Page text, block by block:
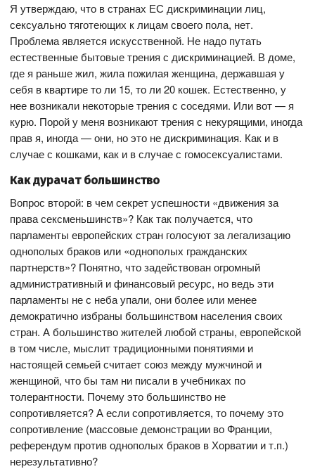
Я утверждаю, что в странах ЕС дискриминации лиц,
сексуально тяготеющих к лицам своего пола, нет.
Проблема является искусственной. Не надо путать
естественные бытовые трения с дискриминацией. В доме,
где я раньше жил, жила пожилая женщина, державшая у
себя в квартире то ли 15, то ли 20 кошек. Естественно, у
нее возникали некоторые трения с соседями. Или вот — я
курю. Порой у меня возникают трения с некурящими, иногда
прав я, иногда — они, но это не дискриминация. Как и в
случае с кошками, как и в случае с гомосексуалистами.
Как дурачат большинство
Вопрос второй: в чем секрет успешности «движения за
права сексменьшинств»? Как так получается, что
парламенты европейских стран голосуют за легализацию
однополых браков или «однополых гражданских
партнерств»? Понятно, что задействован огромный
административный и финансовый ресурс, но ведь эти
парламенты не с неба упали, они более или менее
демократично избраны большинством населения своих
стран. А большинство жителей любой страны, европейской
в том числе, мыслит традиционными понятиями и
настоящей семьей считает союз между мужчиной и
женщиной, что бы там ни писали в учебниках по
толерантности. Почему это большинство не
сопротивляется? А если сопротивляется, то почему это
сопротивление (массовые демонстрации во Франции,
референдум против однополых браков в Хорватии и т.п.)
нерезультативно?